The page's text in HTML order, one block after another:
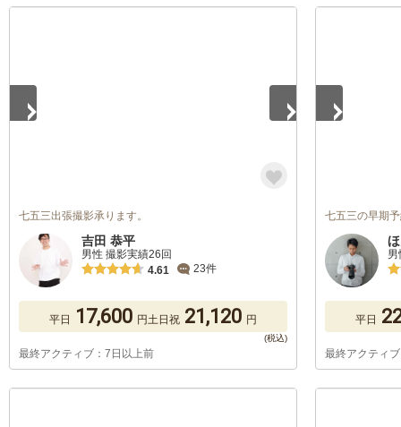
七五三出張撮影承ります。
吉田 恭平
男性 撮影実績26回
4.61
23件
平日 17,600 円土日祝 21,120 円
最終アクティブ：7日以上前
七五三の早期
平日
最終アクティ